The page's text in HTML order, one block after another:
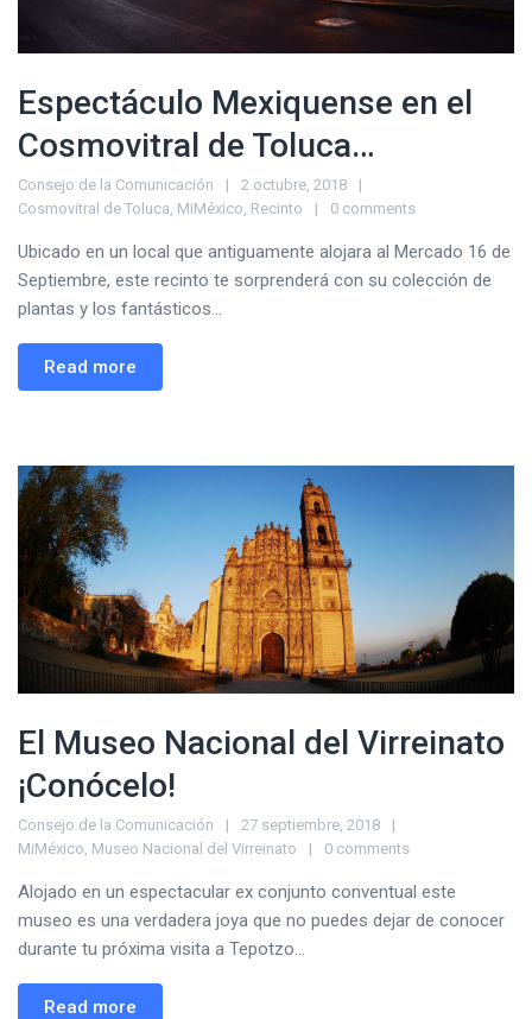
Espectáculo Mexiquense en el
Cosmovitral de Toluca…
Consejo de la Comunicación
2 octubre, 2018
Cosmovitral de Toluca MiMéxico Recinto 0 comments
Ubicado en un local que antiguamente alojara al Mercado 16 de
Septiembre, este recinto te sorprenderá con su colección de
plantas y los fantásticos...
Read more
El Museo Nacional del Virreinato
¡Conócelo!
Consejo de la Comunicación
27 septiembre, 2018
MiMéxico Museo Nacional del Virreinato 0 comments
Alojado en un espectacular ex conjunto conventual este
museo es una verdadera joya que no puedes dejar de conocer
durante tu próxima visita a Tepotzo...
Read more